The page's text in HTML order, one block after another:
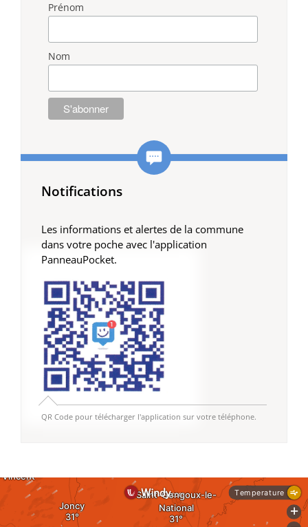
Prénom
Nom
Notifications
Les informations et alertes de la commune
dans votre poche avec l'application
PanneauPocket.
QR Code pour télécharger l'application sur votre téléphone.